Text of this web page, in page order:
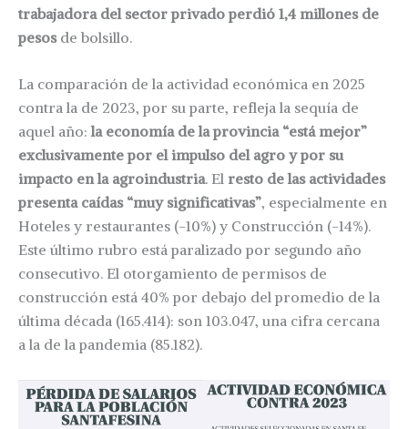
trabajadora del sector privado perdió 1,4 millones de
pesos de bolsillo.
La comparación de la actividad económica en 2025
contra la de 2023, por su parte, refleja la sequía de
aquel año:la economía de la provincia “está mejor”
exclusivamente por el impulso del agro y por su
impacto en la agroindustria. El resto de las actividades
presenta caídas “muy significativas”, especialmente en
Hoteles y restaurantes (-10%) y Construcción (-14%).
Este último rubro está paralizado por segundo año
consecutivo. El otorgamiento de permisos de
construcción está 40% por debajo del promedio de la
última década (165.414): son 103.047, una cifra cercana
a la de la pandemia (85.182).